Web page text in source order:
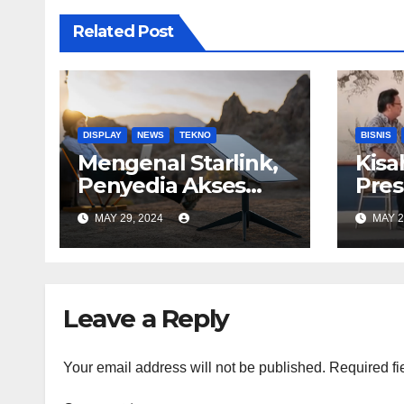
Related Post
DISPLAY NEWS TEKNO
Mengenal Starlink,
Penyedia Akses
Internet
Berkecepatan
Tinggi
MAY 29, 2024
BISNIS
MAY
Leave a Reply
Your email address will not be published. Required